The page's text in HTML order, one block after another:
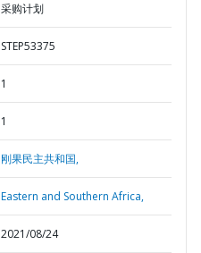
采购计划
STEP53375
1
1
刚果民主共和国,
Eastern and Southern Africa,
2021/08/24